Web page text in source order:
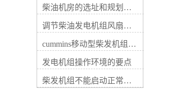
管失效。3、柴油发电机的充
电机接线柱各触点松动、接触
不好，柴油发电机的充电机内
部接线、仪表自身损坏。2、
线路故障。电线束被线卡子飞
边磨破；线束安装位置不当，
柴油发电机的充电机电枢(B、
接线柱上导线碰柴油发电机排
间时应查看传动带的传动和充
电机的运转状况，当发现或怀
疑充电机不发电或电压太高、
动、充电机的运转及外部电路
的连接等状况，再用万用表电
压档检验充电机的输出端电
压。若柴油发电机未启动时电
压表指示为蓄电池端电压，柴
柴油机房的选址和规划形式
调节柴油发电机组风扇皮带涨紧度需要注意哪些
cummins移动型柴发机组添加新成员QSB5-G11系列
发电机组操作环境的要点
柴发机组不能启动正常损坏有什么